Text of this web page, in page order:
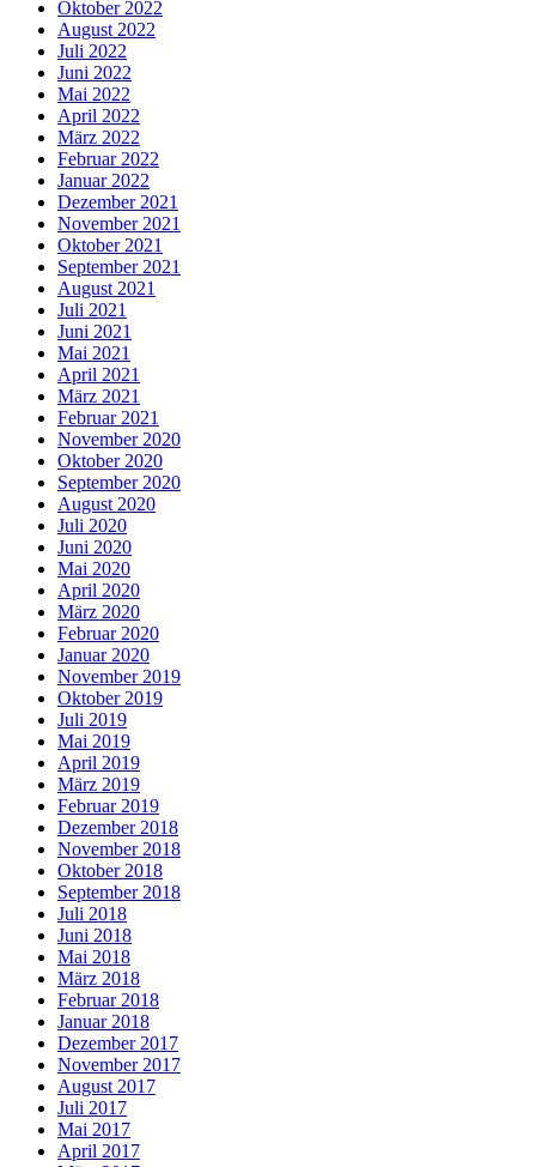
Oktober 2022
August 2022
Juli 2022
Juni 2022
Mai 2022
April 2022
März 2022
Februar 2022
Januar 2022
Dezember 2021
November 2021
Oktober 2021
September 2021
August 2021
Juli 2021
Juni 2021
Mai 2021
April 2021
März 2021
Februar 2021
November 2020
Oktober 2020
September 2020
August 2020
Juli 2020
Juni 2020
Mai 2020
April 2020
März 2020
Februar 2020
Januar 2020
November 2019
Oktober 2019
Juli 2019
Mai 2019
April 2019
März 2019
Februar 2019
Dezember 2018
November 2018
Oktober 2018
September 2018
Juli 2018
Juni 2018
Mai 2018
März 2018
Februar 2018
Januar 2018
Dezember 2017
November 2017
August 2017
Juli 2017
Mai 2017
April 2017